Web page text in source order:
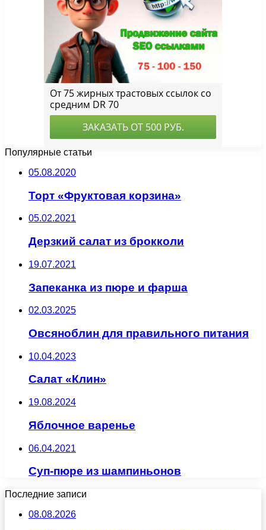
Популярные статьи
05.08.2020
Торт «Фруктовая корзина»
05.02.2021
Дерзкий салат из брокколи
19.07.2021
Запеканка из пюре и фарша
02.03.2025
Овсяноблин для правильного питания
10.04.2023
Салат «Клин»
19.08.2024
Яблочное варенье
06.04.2021
Суп-пюре из шампиньонов
Последние записи
08.08.2026